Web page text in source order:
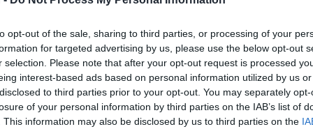
opt-out of the sale, sharing to third parties, or processing of your
for targeted advertising by us, please use the below opt-out
selection. Please note that after your opt-out request is processed
interest-based ads based on personal information utilized by us
to third parties prior to your opt-out. You may separately
of your personal information by third parties on the IAB’s list of
This information may also be disclosed by us to third parties on the
amelynek a Kaláka együttes mellettLackfi Jánosköltő lesz a
be a Hangzó Helikon sorozat új darabját, amelyet
továbbáKányádi Sándorköltő, Malek Andreaszínész-